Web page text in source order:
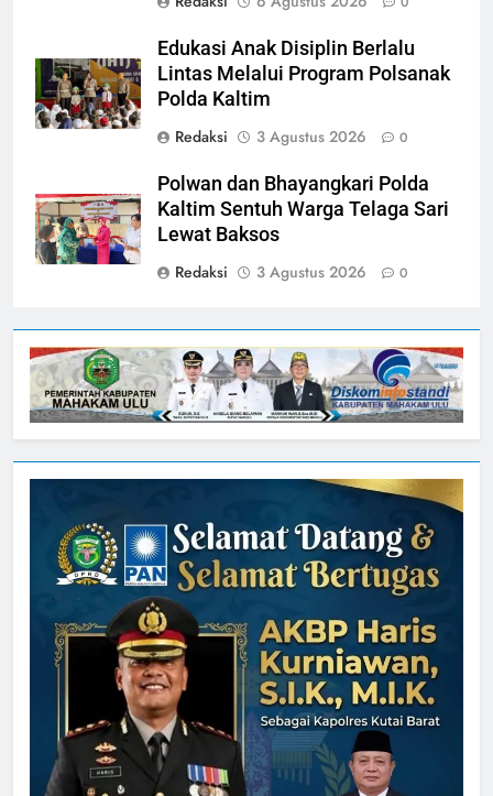
Edukasi Anak Disiplin Berlalu
Lintas Melalui Program Polsanak
Polda Kaltim
Redaksi
3 Agustus 2026 0
Polwan dan Bhayangkari Polda
Kaltim Sentuh Warga Telaga Sari
Lewat Baksos
Redaksi
3 Agustus 2026 0